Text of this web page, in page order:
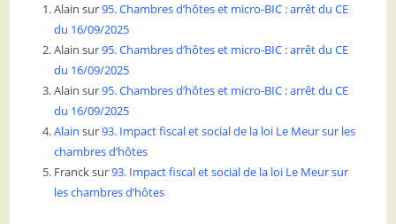
Alain sur95. Chambres d’hôtes et micro-BIC : arrêt du CE
du 16/09/2025
Alain sur95. Chambres d’hôtes et micro-BIC : arrêt du CE
du 16/09/2025
Alain sur95. Chambres d’hôtes et micro-BIC : arrêt du CE
du 16/09/2025
Alain sur93. Impact fiscal et social de la loi Le Meur sur les
chambres d’hôtes
Francksur93. Impact fiscal et social de la loi Le Meur sur
les chambres d’hôtes